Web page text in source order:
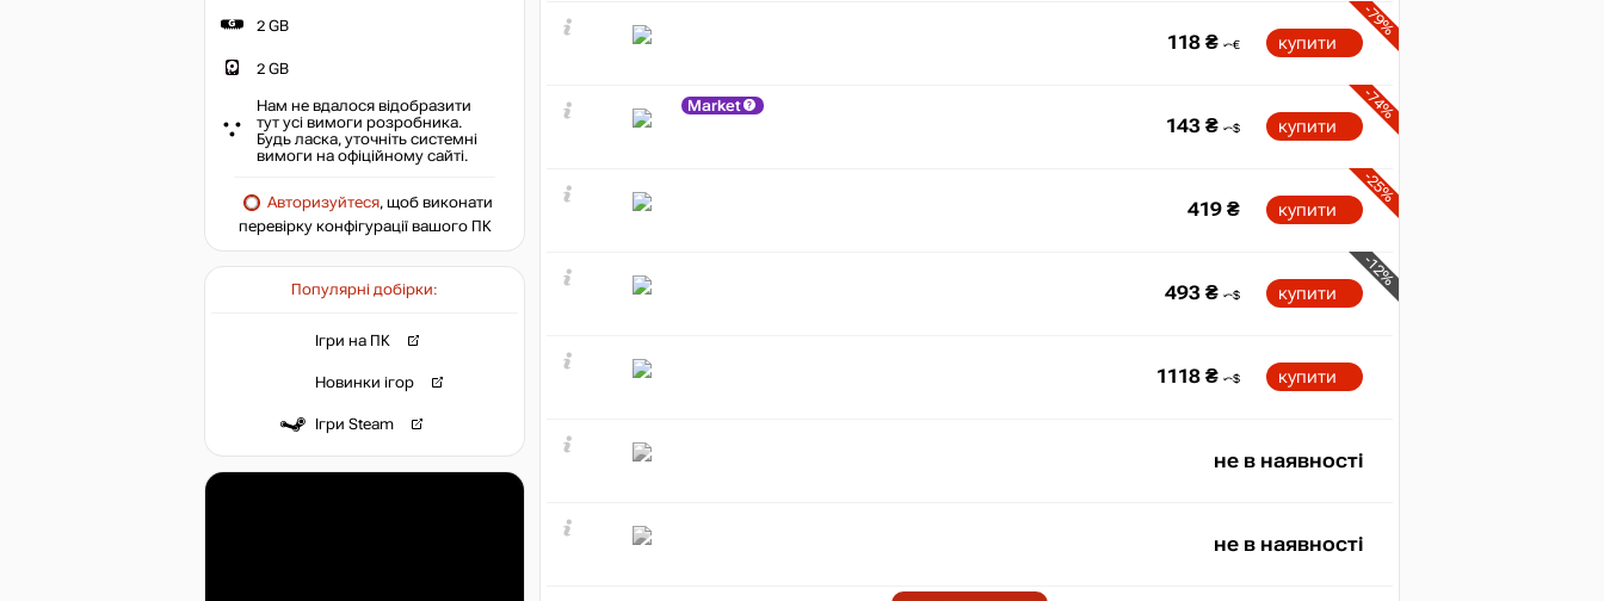
2 GB
2 GB
Нам не вдалося відобразити
тут усі вимоги розробника.
Будь ласка, уточніть системні
вимоги на офіційному сайті.
Авторизуйтеся, щоб виконати
перевірку конфігурації вашого ПК
Популярні добірки:
Ігри на ПК
Новинки ігор
Ігри Steam
-79%
118 ₴ купити
Market -74%
143 ₴ купити
-25%
419 ₴ купити
-12%
493 ₴ купити
1118 ₴ купити
не в наявності
не в наявності